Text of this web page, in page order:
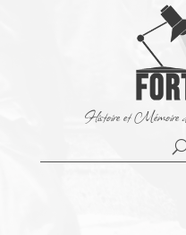
Histoire et Mémoire